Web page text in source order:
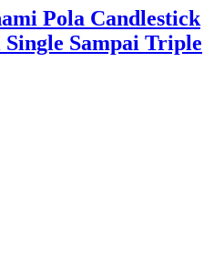
Pola Candlestick
Sampai Triple